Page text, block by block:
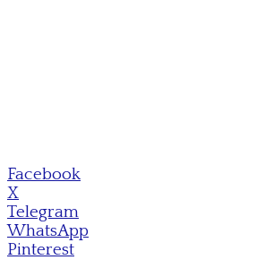
Facebook
X
Telegram
WhatsApp
Pinterest